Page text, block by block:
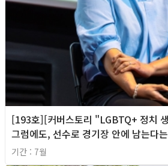
[193호][커버스토리 "LGBTQ+ 정치
그럼에도, 선수로 경기장 안에 남는다
기간 : 7월